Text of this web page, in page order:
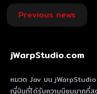
Post
navigation
Previous news
jWarpStudio.com
หมวด Jav บน jWarpStudio
ญี่ปุ่นที่ได้รับความนิยมมากที่สุ